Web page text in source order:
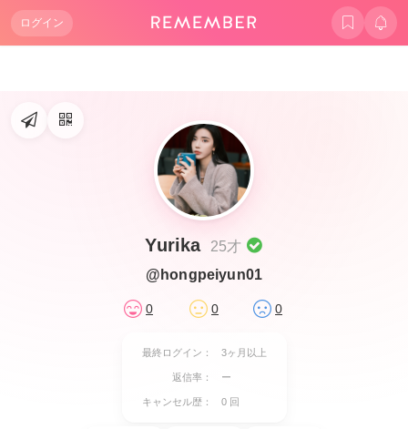
ログイン
Yurika
25才
@hongpeiyun01
0 0 0
最終ログイン： 3ヶ月以上
返信率： ー
キャンセル歴： 0 回